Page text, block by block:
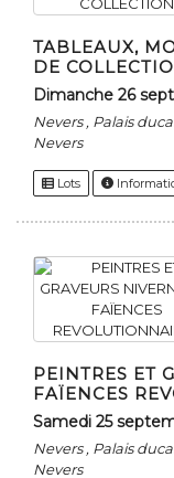
TABLEAUX,
DE
dimanche 26
Nevers , Palais
Nevers
Lots
PEINTRES ET
FAÏENCES
samedi 25
Nevers , Palais
Nevers